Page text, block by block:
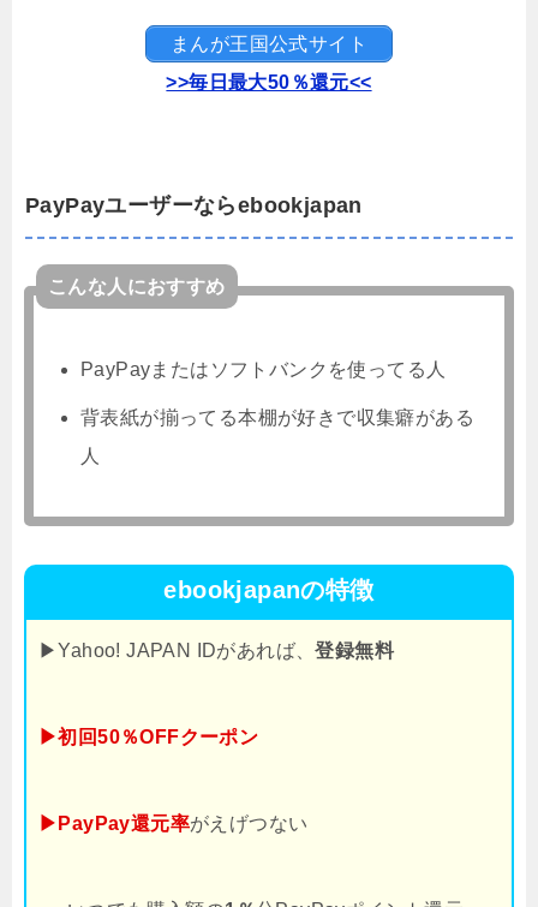
まんが王国公式サイト
>>毎日最大50％還元<<
PayPayユーザーならebookjapan
こんな人におすすめ
PayPayまたはソフトバンクを使ってる人
背表紙が揃ってる本棚が好きで収集癖がある
人
ebookjapanの特徴
▶Yahoo! JAPAN IDがあれば、登録無料
▶初回50％OFFクーポン
▶PayPay還元率がえげつない